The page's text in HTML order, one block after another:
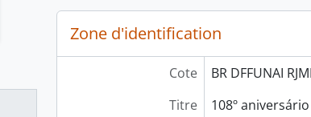
Zone d'identification
Cote
BR DFFUNAI
Titre
108º